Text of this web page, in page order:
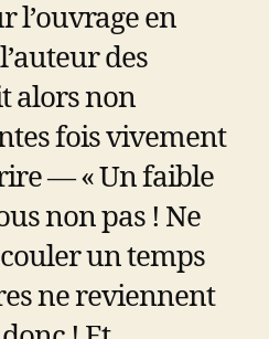
l’ouvrage en
des
alors non
fois vivement
— « Un faible
non pas ! Ne
un temps
ne reviennent